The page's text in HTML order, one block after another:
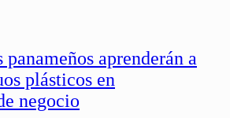
aprenderán a
plásticos en
negocio